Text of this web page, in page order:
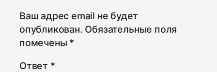
Ваш адрес email не будет
опубликован. Обязательные поля
помечены *
Ответ *